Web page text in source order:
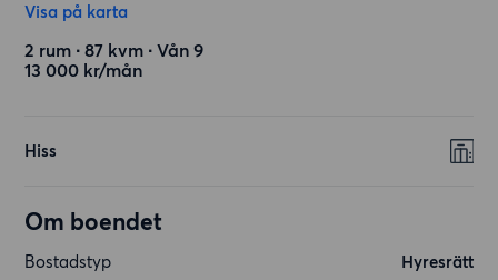
Visa på karta
2 rum ∙ 87 kvm ∙ Vån 9
13 000 kr/mån
Hiss
Om boendet
Bostadstyp
Hyresrätt